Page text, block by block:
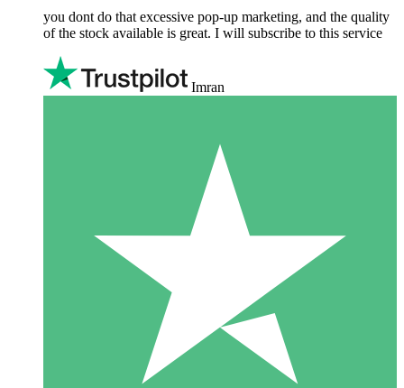
you dont do that excessive pop-up marketing, and the quality
of the stock available is great. I will subscribe to this service
Imran